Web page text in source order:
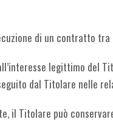
di un contratto
legittimo del
dal Titolare nelle
il Titolare può